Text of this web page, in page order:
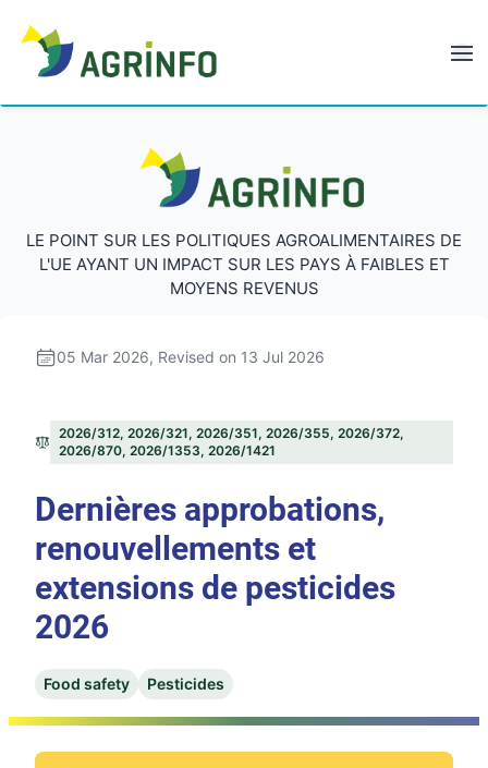
AGRINFO
LE POINT SUR LES POLITIQUES AGROALIMENTAIRES DE
L'UE AYANT UN IMPACT SUR LES PAYS À FAIBLES ET
MOYENS REVENUS
05 Mar 2026, Revised on 13 Jul 2026
2026/312, 2026/321, 2026/351, 2026/355, 2026/372,
2026/870, 2026/1353, 2026/1421
Dernières approbations,
renouvellements et
extensions de pesticides
2026
Food safety Pesticides